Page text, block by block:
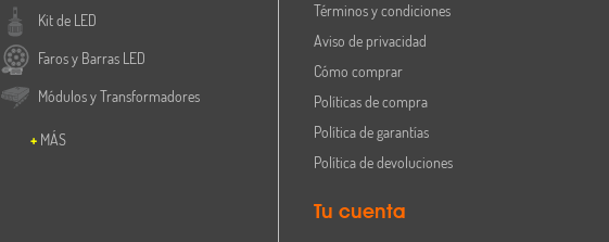
Kit de LED
Faros y Barras LED
Módulos y Transformadores
MÁS
Términos y condiciones
Aviso de privacidad
Cómo comprar
Políticas de compra
Política de garantías
Política de devoluciones
Tu cuenta